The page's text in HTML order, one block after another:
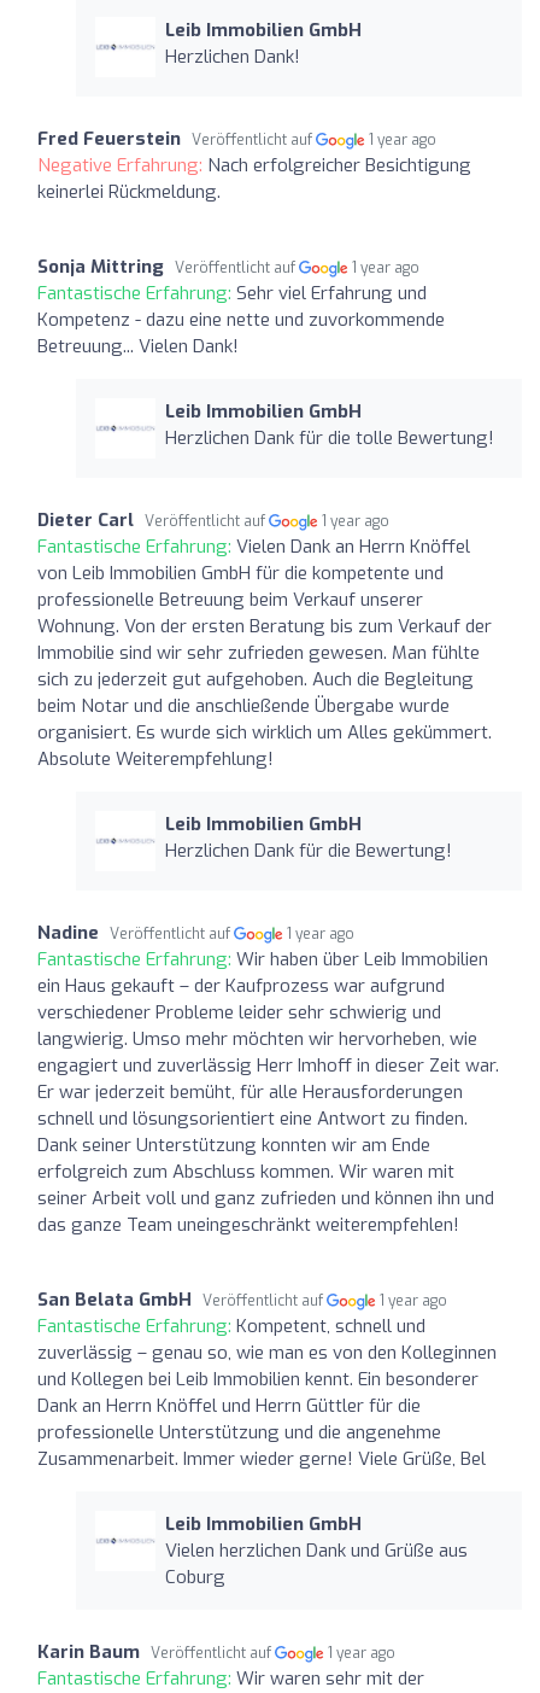
Leib Immobilien GmbH
Herzlichen Dank!
Fred Feuerstein Veröffentlicht auf 1 year ago
Negative Erfahrung: Nach erfolgreicher Besichtigung
keinerlei Rückmeldung.
Sonja Mittring Veröffentlicht auf 1 year ago
Fantastische Erfahrung: Sehr viel Erfahrung und
Kompetenz - dazu eine nette und zuvorkommende
Betreuung... Vielen Dank!
Leib Immobilien GmbH
Herzlichen Dank für die tolle Bewertung!
Dieter Carl Veröffentlicht auf 1 year ago
Fantastische Erfahrung: Vielen Dank an Herrn Knöffel
von Leib Immobilien GmbH für die kompetente und
professionelle Betreuung beim Verkauf unserer
Wohnung. Von der ersten Beratung bis zum Verkauf der
Immobilie sind wir sehr zufrieden gewesen. Man fühlte
sich zu jederzeit gut aufgehoben. Auch die Begleitung
beim Notar und die anschließende Übergabe wurde
organisiert. Es wurde sich wirklich um Alles gekümmert.
Absolute Weiterempfehlung!
Leib Immobilien GmbH
Herzlichen Dank für die Bewertung!
Nadine Veröffentlicht auf 1 year ago
Fantastische Erfahrung: Wir haben über Leib Immobilien
ein Haus gekauft – der Kaufprozess war aufgrund
verschiedener Probleme leider sehr schwierig und
langwierig. Umso mehr möchten wir hervorheben, wie
engagiert und zuverlässig Herr Imhoff in dieser Zeit war.
Er war jederzeit bemüht, für alle Herausforderungen
schnell und lösungsorientiert eine Antwort zu finden.
Dank seiner Unterstützung konnten wir am Ende
erfolgreich zum Abschluss kommen. Wir waren mit
seiner Arbeit voll und ganz zufrieden und können ihn und
das ganze Team uneingeschränkt weiterempfehlen!
San Belata GmbH Veröffentlicht auf 1 year ago
Fantastische Erfahrung: Kompetent, schnell und
zuverlässig – genau so, wie man es von den Kolleginnen
und Kollegen bei Leib Immobilien kennt. Ein besonderer
Dank an Herrn Knöffel und Herrn Güttler für die
professionelle Unterstützung und die angenehme
Zusammenarbeit. Immer wieder gerne! Viele Grüße, Bel
Leib Immobilien GmbH
Vielen herzlichen Dank und Grüße aus
Coburg
Karin Baum Veröffentlicht auf 1 year ago
Fantastische Erfahrung: Wir waren sehr mit der